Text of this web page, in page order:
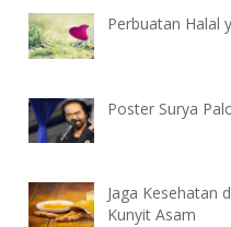
Perbuatan Halal
Poster Surya
Jaga Kesehatan
Kunyit Asam